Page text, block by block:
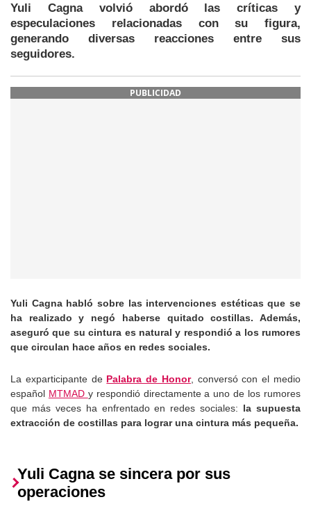
Yuli Cagna volvió abordó las críticas y
especulaciones relacionadas con su figura,
generando diversas reacciones entre sus
seguidores.
PUBLICIDAD
Yuli Cagna habló sobre las intervenciones estéticas que se
ha realizado y negó haberse quitado costillas. Además,
aseguró que su cintura es natural y respondió a los rumores
que circulan hace años en redes sociales.
La exparticipante de Palabra de Honor, conversó con el medio
español MTMAD y respondió directamente a uno de los rumores
que más veces ha enfrentado en redes sociales: la supuesta
extracción de costillas para lograr una cintura más pequeña.
Yuli Cagna se sincera por sus
operaciones